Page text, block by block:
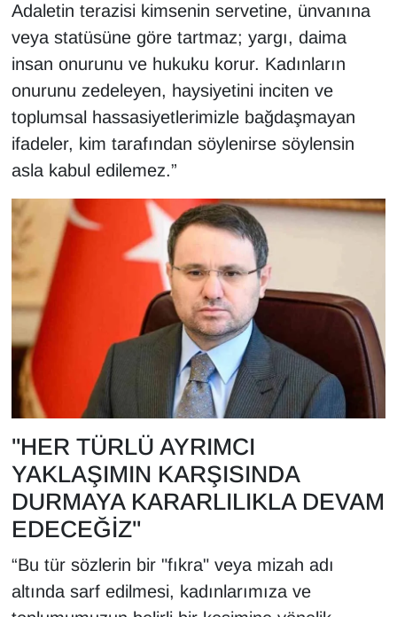
Adaletin terazisi kimsenin servetine, ünvanına
veya statüsüne göre tartmaz; yargı, daima
insan onurunu ve hukuku korur. Kadınların
onurunu zedeleyen, haysiyetini inciten ve
toplumsal hassasiyetlerimizle bağdaşmayan
ifadeler, kim tarafından söylenirse söylensin
asla kabul edilemez.”
"HER TÜRLÜ AYRIMCI
YAKLAŞIMIN KARŞISINDA
DURMAYA KARARLILIKLA DEVAM
EDECEĞİZ"
“Bu tür sözlerin bir "fıkra" veya mizah adı
altında sarf edilmesi, kadınlarımıza ve
TEKNOLOJİ
Turizm
VAN'DA SPOR
Vasıta
YAŞAM
YEREL